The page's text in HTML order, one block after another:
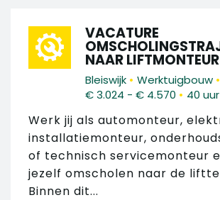
VACATURE
NAAR LIFTMONTEUR
Bleiswijk • Werktuigbouw •
€ 3.024 - € 4.570 • 40 uur
Werk jij als automonteur,
installatiemonteur,
of technisch servicemonteur
jezelf omscholen naar de
Binnen dit...